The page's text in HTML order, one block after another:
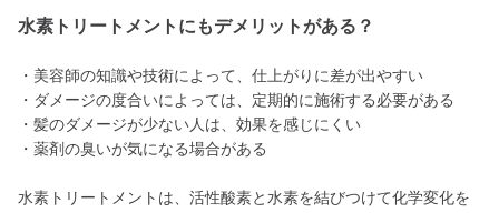
水素トリートメントにもデメリットがある？
・美容師の知識や技術によって、仕上がりに差が出やすい
・ダメージの度合いによっては、定期的に施術する必要がある
・髪のダメージが少ない人は、効果を感じにくい
・薬剤の臭いが気になる場合がある
水素トリートメントは、活性酸素と水素を結びつけて化学変化を